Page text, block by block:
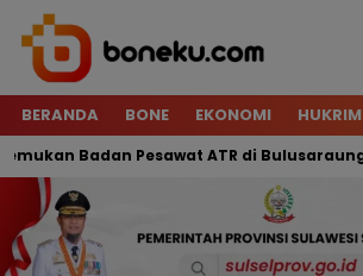
BERANDA BONE EKONOMI HUKRIM
Badan Pesawat ATR di Bulusaraung